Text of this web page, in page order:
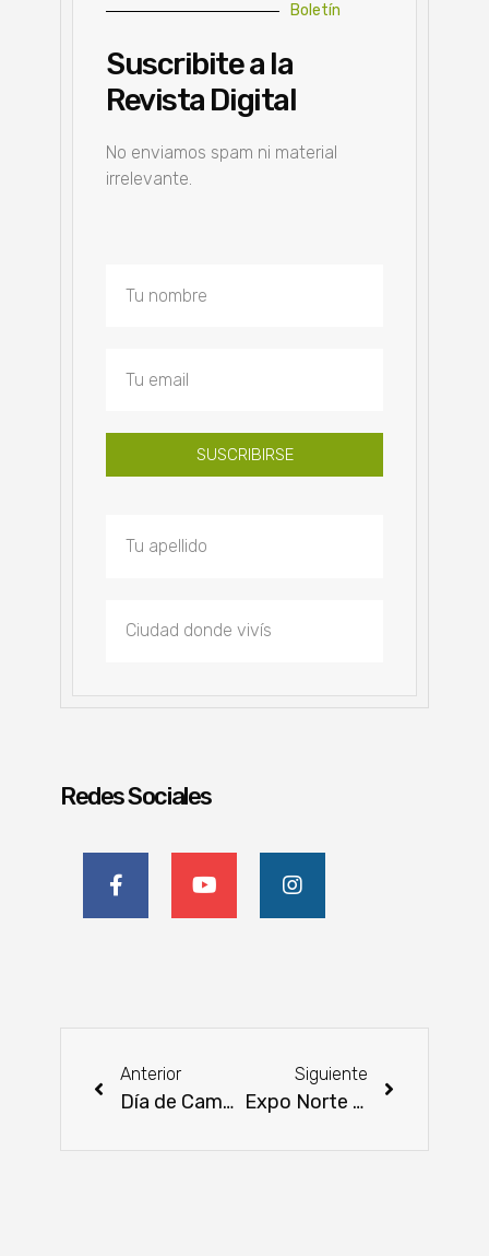
Boletín
Suscribite a la
Revista Digital
No enviamos spam ni material
irrelevante.
SUSCRIBIRSE
Redes Sociales
Anterior
Día de Campo AgroCIR Guairá 2025: innovación y sostenibilidad en la agricultura paraguaya
Siguiente
Expo Norte 2025: Concepción vive una edición récord con negocios, espectáculos y más de 150 expositores